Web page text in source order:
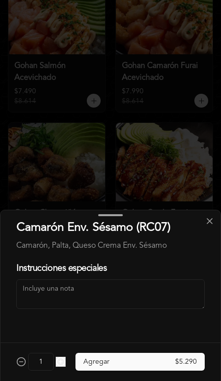
Gohan Salmón
Acevichado
$7.490
$8.614
Gohan Camarón Furai
Acevichado
$7.990
$8.614
Furai
$7.140
Gohan Cerdo Furai
$7.990
Gohan Pollo
Camarón Env. Sésamo (RC07)
Camarón, Palta, Queso Crema Env. Sésamo
Instrucciones especiales
Agregar $5.290